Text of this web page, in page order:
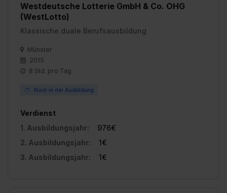
Westdeutsche Lotterie GmbH & Co. OHG
(WestLotto)
Klassische duale Berufsausbildung
Münster
2015
8 Std. pro Tag
Noch in der Ausbildung
Verdienst
1. Ausbildungsjahr:
976€
2. Ausbildungsjahr:
1€
3. Ausbildungsjahr:
1€